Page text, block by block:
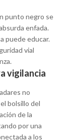
punto negro se
enfada.
puede educar.
vial
vigilancia
no
bolsillo del
de la
por una
a los